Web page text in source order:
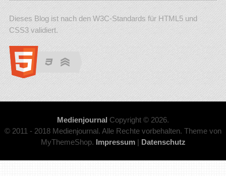
Dieses Blog ist nach den W3C-Standards für HTML5 und
CSS3 validiert.
Medienjournal Copyright © 2026.
© 2011 - 2018 Medienjournal. Alle Rechte vorbehalten. Theme von
MyThemeShop. Impressum| Datenschutz